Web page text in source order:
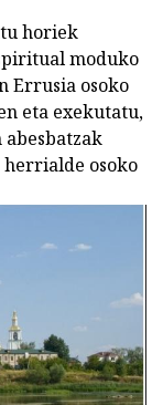
horiek
moduko
Errusia osoko
eta exekutatu,
osoko